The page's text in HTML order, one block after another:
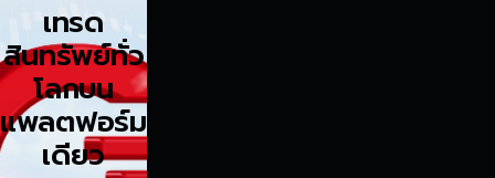
เทรด
สินทรัพย์ทั่ว
โลกบน
แพลตฟอร์ม
เดียว